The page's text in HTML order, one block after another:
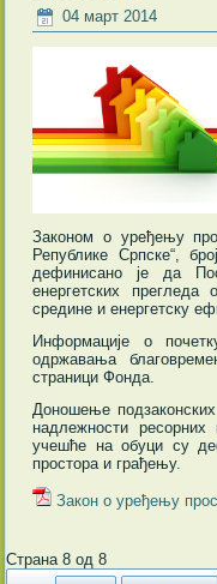
04 март 2014
Законом о уређењу
Републике Српске“,
дефинисано је да
енергетских прегледа
средине и енергетску
Информације о
одржавања
страници Фонда.
Доношење
надлежности ресорних
учешће на обуци су
простора и грађењу.
Закон о уређењу
Страна 8 од 8